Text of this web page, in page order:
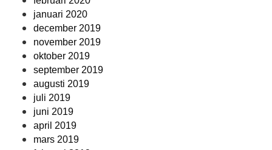
januari 2020
december 2019
november 2019
oktober 2019
september 2019
augusti 2019
juli 2019
juni 2019
april 2019
mars 2019